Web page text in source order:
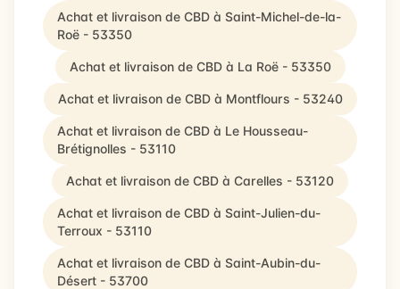
Achat et livraison de CBD à Saint-Michel-de-la-
Roë - 53350
Achat et livraison de CBD à La Roë - 53350
Achat et livraison de CBD à Montflours - 53240
Achat et livraison de CBD à Le Housseau-
Brétignolles - 53110
Achat et livraison de CBD à Carelles - 53120
Achat et livraison de CBD à Saint-Julien-du-
Terroux - 53110
Achat et livraison de CBD à Saint-Aubin-du-
Désert - 53700